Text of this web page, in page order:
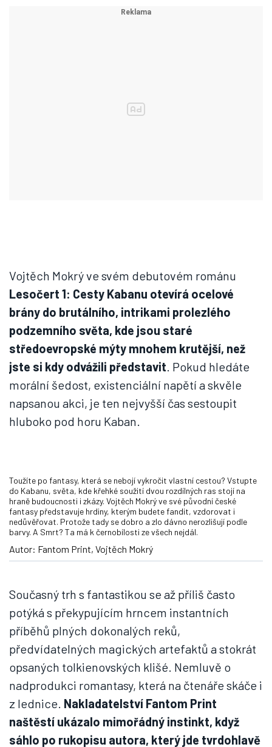
Vojtěch Mokrý ve svém debutovém románu
Lesočert 1: Cesty Kabanu otevírá ocelové
brány do brutálního, intrikami prolezlého
podzemního světa, kde jsou staré
středoevropské mýty mnohem krutější, než
jste si kdy odvážili představit. Pokud hledáte
morální šedost, existenciální napětí a skvěle
napsanou akci, je ten nejvyšší čas sestoupit
hluboko pod horu Kaban.
Toužíte po fantasy, která se nebojí vykročit vlastní cestou? Vstupte
do Kabanu, světa, kde křehké soužití dvou rozdílných ras stojí na
hraně budoucnosti i zkázy. Vojtěch Mokrý ve své původní české
fantasy představuje hrdiny, kterým budete fandit, vzdorovat i
nedůvěřovat. Protože tady se dobro a zlo dávno nerozlišují podle
barvy. A Smrt? Ta má k černobílosti ze všech nejdál.
Autor: Fantom Print, Vojtěch Mokrý
Současný trh s fantastikou se až příliš často
potýká s překypujícím hrncem instantních
příběhů plných dokonalých reků,
předvídatelných magických artefaktů a stokrát
opsaných tolkienovských klišé. Nemluvě o
nadprodukci romantasy, která na čtenáře skáče i
z lednice. Nakladatelství Fantom Print
naštěstí ukázalo mimořádný instinkt, když
sáhlo po rukopisu autora, který jde tvrdohlavě